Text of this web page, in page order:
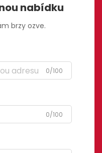
nabídku
brzy ozve.
0/100
0/100